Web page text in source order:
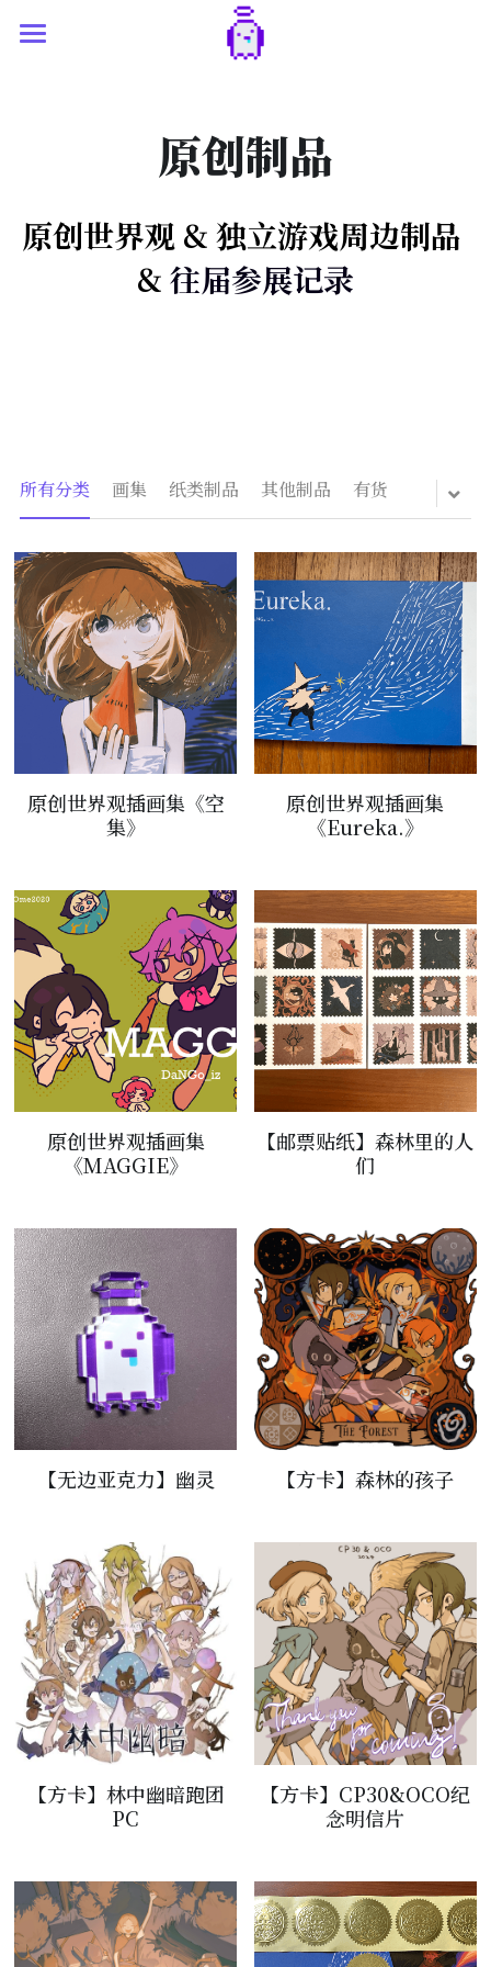
最新 & 已发布游戏
Game Jams
原型 & 实验区
插画&视觉创作
原创制品
世界观构建
原创制品
原创世界观 & 独立游戏周边制品
& 往届参展记录
所有分类 画集 纸类制品 其他制品 有货
原创世界观插画集《空
集》
原创世界观插画集
《Eureka.》
原创世界观插画集
《MAGGIE》
【邮票贴纸】森林里的人
们
【无边亚克力】幽灵 【方卡】森林的孩子
【方卡】林中幽暗跑团
PC
【方卡】CP30&OCO纪
念明信片